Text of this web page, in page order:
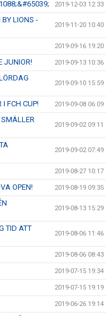
2019-12-03 12:33
LIONS -
2019-11-20 10:40
2019-09-16 19:20
JUNIOR! 2019-09-13 10:36
2019-09-10 15:59
FCH CUP! 2019-09-08 06:09
2019-09-02 09:11
2019-09-02 07:49
2019-08-27 10:17
OPEN! 2019-08-19 09:35
2019-08-13 15:29
TID ATT
2019-08-06 11:46
2019-08-06 08:43
2019-07-15 19:34
2019-07-15 19:19
2019-06-26 19:14